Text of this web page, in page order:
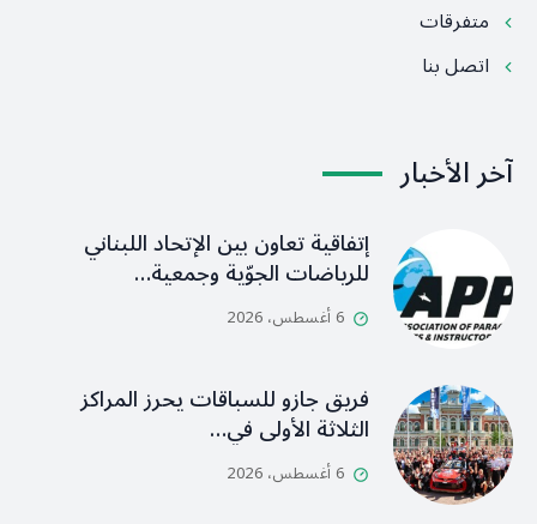
متفرقات
اتصل بنا
آخر الأخبار
إتفاقية تعاون بين الإتحاد اللبناني
للرياضات الجوّية وجمعية…
6 أغسطس، 2026
فريق جازو للسباقات يحرز المراكز
الثلاثة الأولى في…
6 أغسطس، 2026